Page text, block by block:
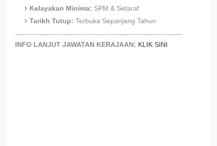
Kelayakan Minima: SPM & Setaraf
Tarikh Tutup: Terbuka Sepanjang Tahun
---------------------------------------------------------------------
INFO LANJUT JAWATAN KERAJAAN: KLIK SINI